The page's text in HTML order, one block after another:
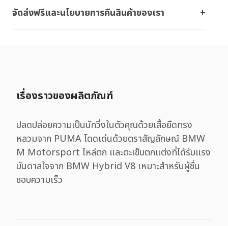
จัดส่งฟรีและนโยบายการคืนสินค้าของเรา
เรื่องราวของผลิตภัณฑ์
ปลดปล่อยความเป็นนักวิ่งในตัวคุณด้วยเสื้อยืดทรง
หลวมจาก PUMA โดดเด่นด้วยตราสัญลักษณ์ BMW
M Motorsport ไหล่ตก และตะเข็บตกแต่งที่ได้รับแรง
บันดาลใจจาก BMW Hybrid V8 เหมาะสำหรับผู้ชื่น
ชอบความเร็ว